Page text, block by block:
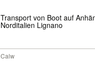
Transport von Boot auf
Norditalien Lignano
Calw